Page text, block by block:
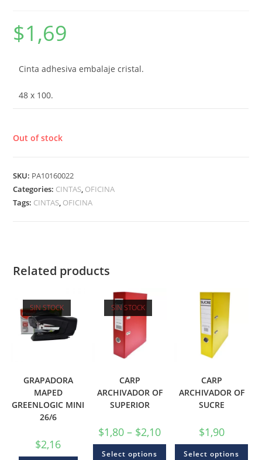
$1,69
Cinta adhesiva embalaje cristal.
48 x 100.
Out of stock
SKU: PA10160022
Categories: CINTAS, OFICINA
Tags: CINTAS, OFICINA
Related products
SIN STOCK
GRAPADORA
MAPED
GREENLOGIC MINI
26/6
$2,16
SIN STOCK
CARP
ARCHIVADOR OF
SUPERIOR
$1,80 – $2,10
Select options
CARP
ARCHIVADOR OF
SUCRE
$1,90
Select options